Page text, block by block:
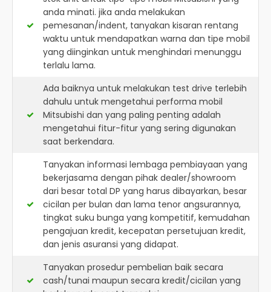
anda minati. jika anda melakukan
pemesanan/indent, tanyakan kisaran rentang
waktu untuk mendapatkan warna dan tipe mobil
yang diinginkan untuk menghindari menunggu
terlalu lama.
Ada baiknya untuk melakukan test drive terlebih
dahulu untuk mengetahui performa mobil
Mitsubishi dan yang paling penting adalah
mengetahui fitur-fitur yang sering digunakan
saat berkendara.
Tanyakan informasi lembaga pembiayaan yang
bekerjasama dengan pihak dealer/showroom
dari besar total DP yang harus dibayarkan, besar
cicilan per bulan dan lama tenor angsurannya,
tingkat suku bunga yang kompetitif, kemudahan
pengajuan kredit, kecepatan persetujuan kredit,
dan jenis asuransi yang didapat.
Tanyakan prosedur pembelian baik secara
cash/tunai maupun secara kredit/cicilan yang